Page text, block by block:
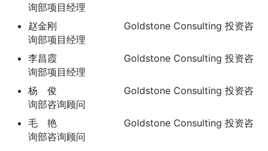
询部项目经理
赵金刚 Goldstone Consulting 投资咨
询部项目经理
李昌霞 Goldstone Consulting 投资咨
询部项目经理
杨 俊 Goldstone Consulting 投资咨
询部咨询顾问
毛 艳 Goldstone Consulting 投资咨
询部咨询顾问